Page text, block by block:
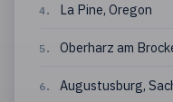
4. La Pine, Oregon
5. Oberharz am
6. Augustusburg,